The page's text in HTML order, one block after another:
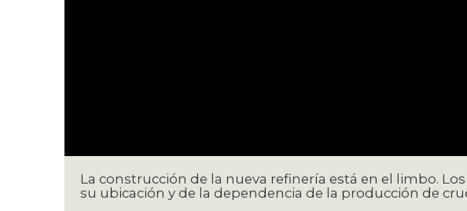
La construcción de la nueva refinería está en el limbo.
su ubicación y de la dependencia de la producción de